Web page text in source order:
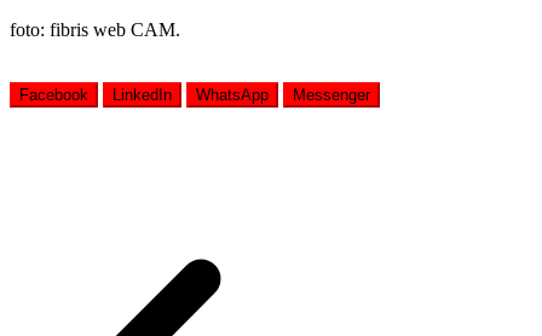
foto: fibris web CAM.
Facebook LinkedIn WhatsApp Messenger